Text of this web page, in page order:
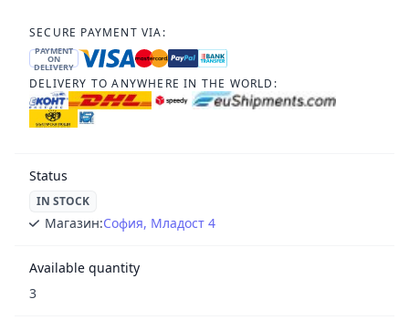
SECURE PAYMENT VIA:
PAYMENT
ON
DELIVERY
DELIVERY TO ANYWHERE IN THE WORLD:
Status
IN STOCK
Магазин:София, Младост 4
Available quantity
3